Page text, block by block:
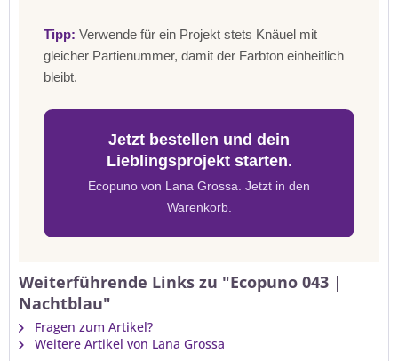
Tipp: Verwende für ein Projekt stets Knäuel mit
gleicher Partienummer, damit der Farbton einheitlich
bleibt.
Jetzt bestellen und dein
Lieblingsprojekt starten.
Ecopuno von Lana Grossa. Jetzt in den
Warenkorb.
Weiterführende Links zu "Ecopuno 043 |
Nachtblau"
Fragen zum Artikel?
Weitere Artikel von Lana Grossa